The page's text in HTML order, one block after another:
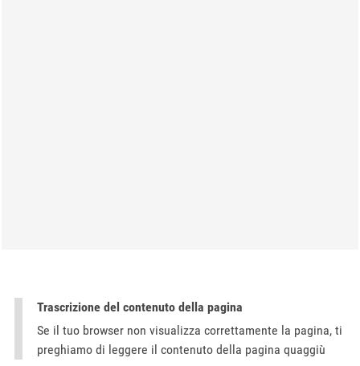
Trascrizione del contenuto della pagina
Se il tuo browser non visualizza correttamente la pagina, ti
preghiamo di leggere il contenuto della pagina quaggiù